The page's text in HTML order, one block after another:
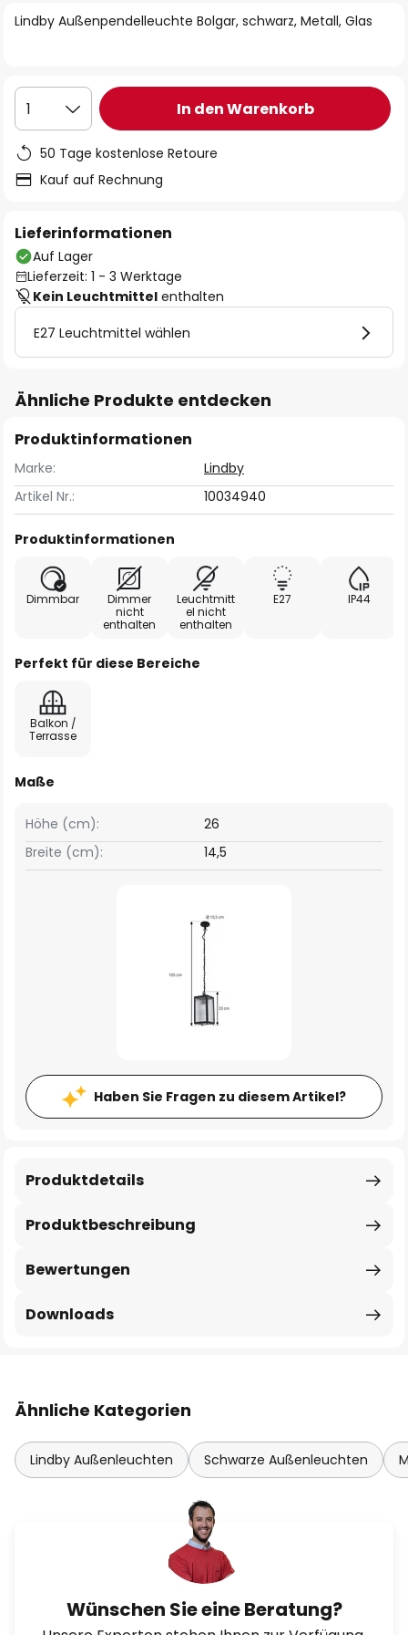
Lindby Außenpendelleuchte Bolgar, schwarz, Metall, Glas
1 In den Warenkorb
50 Tage kostenlose Retoure
Kauf auf Rechnung
Lieferinformationen
Auf Lager
Lieferzeit: 1 - 3 Werktage
Kein Leuchtmittel enthalten
E27 Leuchtmittel wählen
Ähnliche Produkte entdecken
Produktinformationen
Marke:
Lindby
Artikel Nr.:
10034940
Produktinformationen
Dimmbar
Dimmer
nicht
enthalten
Leuchtmitt
el nicht
enthalten
E27 IP44
Perfekt für diese Bereiche
Balkon /
Terrasse
Maße
Breite (cm): 14,5
Höhe (cm): 26
Haben Sie Fragen zu diesem Artikel?
Produktbeschreibung
Produktdetails
Bewertungen
Downloads
Ähnliche Kategorien
Lindby Außenleuchten Schwarze Außenleuchten
Wünschen Sie eine Beratung?